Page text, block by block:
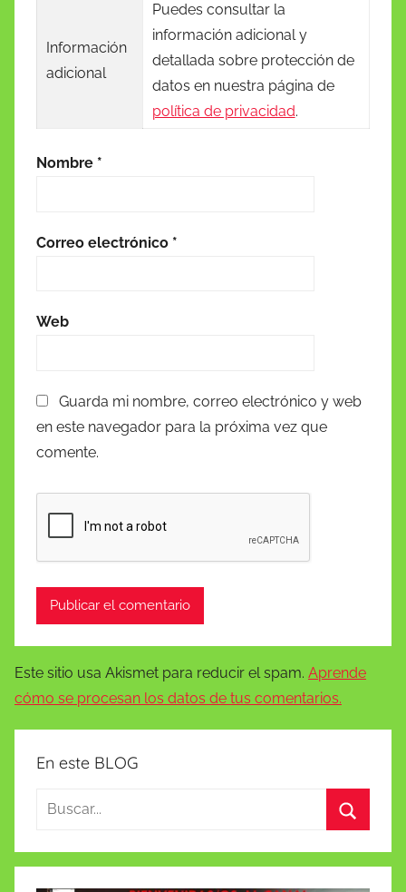
Información
adicional
Puedes consultar la
información adicional y
detallada sobre protección de
datos en nuestra página de
política de privacidad.
Nombre *
Correo electrónico *
Web
Guarda mi nombre, correo electrónico y web
en este navegador para la próxima vez que
comente.
Este sitio usa Akismet para reducir el spam. Aprende
cómo se procesan los datos de tus comentarios.
En este BLOG
Buscar: